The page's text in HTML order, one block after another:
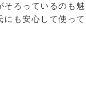
そろっているのも魅
も安心して使って